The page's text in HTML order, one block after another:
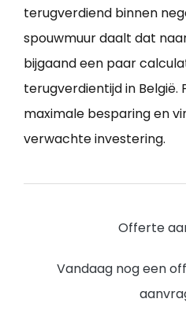
terugverdiend binnen
spouwmuur daalt dat
bijgaand een paar
terugverdientijd in
maximale besparing en
verwachte investering.
Offerte
Vandaag nog een